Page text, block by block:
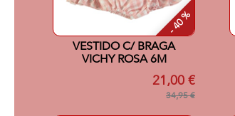
- 40 %
VESTIDO C/ BRAGA
VICHY ROSA 6M
21,00 €
34,95 €